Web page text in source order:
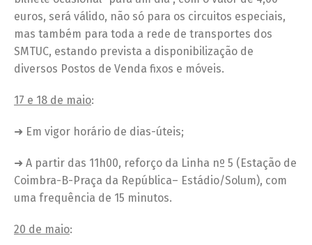
euros, será válido, não só para os circuitos especiais,
mas também para toda a rede de transportes dos
SMTUC, estando prevista a disponibilização de
diversos Postos de Venda fixos e móveis.
17 e 18 de maio:
➜ Em vigor horário de dias-úteis;
➜ A partir das 11h00, reforço da Linha nº 5 (Estação de
Coimbra-B-Praça da República– Estádio/Solum), com
uma frequência de 15 minutos.
20 de maio: